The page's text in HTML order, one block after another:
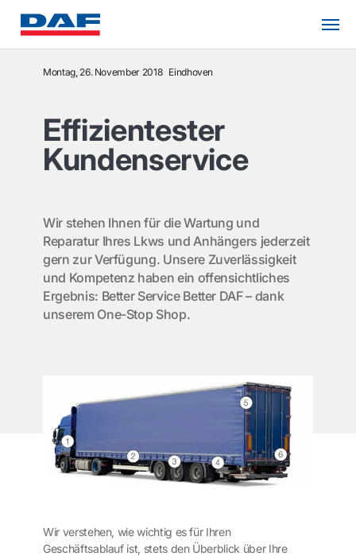
Montag, 26. November 2018 Eindhoven
Effizientester
Kundenservice
Wir stehen Ihnen für die Wartung und
Reparatur Ihres Lkws und Anhängers jederzeit
gern zur Verfügung. Unsere Zuverlässigkeit
und Kompetenz haben ein offensichtliches
Ergebnis: Better Service Better DAF – dank
unserem One-Stop Shop.
Wir verstehen, wie wichtig es für Ihren
Geschäftsablauf ist, stets den Überblick über Ihre